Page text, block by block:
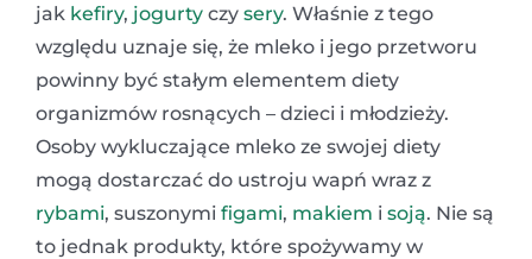
jak kefiry, jogurty czy sery. Właśnie z tego
względu uznaje się, że mleko i jego przetworu
powinny być stałym elementem diety
organizmów rosnących – dzieci i młodzieży.
Osoby wykluczające mleko ze swojej diety
mogą dostarczać do ustroju wapń wraz z
rybami, suszonymi figami, makiem i soją. Nie są
to jednak produkty, które spożywamy w